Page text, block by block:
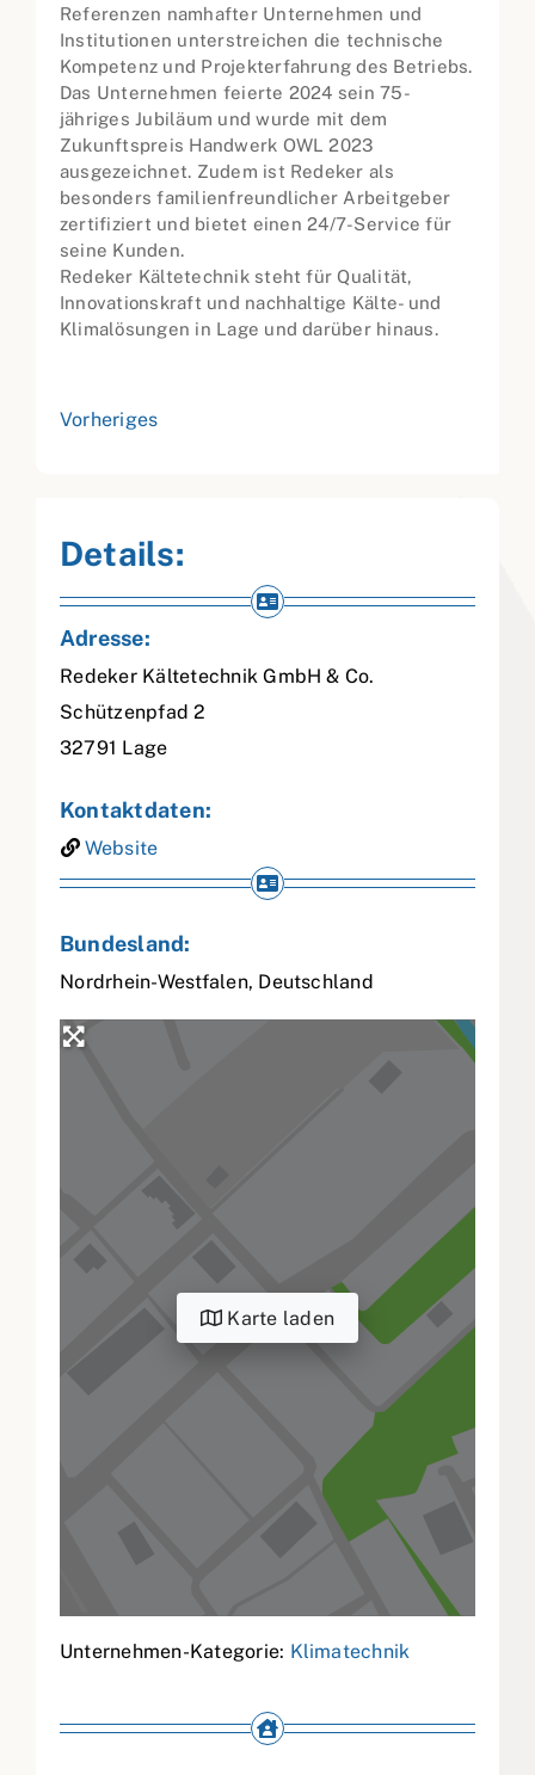
Referenzen namhafter Unternehmen und
Institutionen unterstreichen die technische
Kompetenz und Projekterfahrung des Betriebs.
Das Unternehmen feierte 2024 sein 75-
jähriges Jubiläum und wurde mit dem
Zukunftspreis Handwerk OWL 2023
ausgezeichnet. Zudem ist Redeker als
besonders familienfreundlicher Arbeitgeber
zertifiziert und bietet einen 24/7-Service für
seine Kunden.
Redeker Kältetechnik steht für Qualität,
Innovationskraft und nachhaltige Kälte- und
Klimalösungen in Lage und darüber hinaus.
Vorheriges
Details:
Adresse:
Redeker Kältetechnik GmbH & Co.
Schützenpfad 2
32791 Lage
Kontaktdaten:
Website
Bundesland:
Nordrhein-Westfalen, Deutschland
Karte laden
Unternehmen-Kategorie: Klimatechnik